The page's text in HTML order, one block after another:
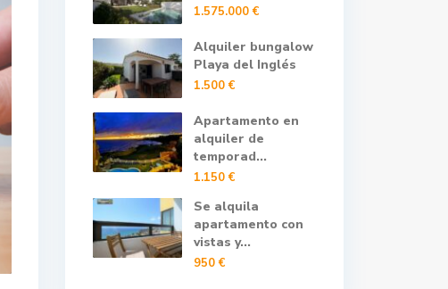
1.575.000 €
Alquiler bungalow
Playa del Inglés
1.500 €
Apartamento en
alquiler de
temporad...
1.150 €
Se alquila
apartamento con
vistas y...
950 €